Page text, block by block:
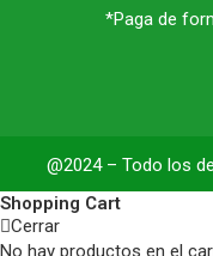
*Paga de
@2024 – Todo los
Shopping Cart
Cerrar
No hay productos en el